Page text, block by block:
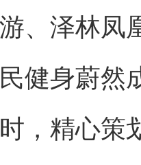
、泽林凤
健身蔚然
精心策划